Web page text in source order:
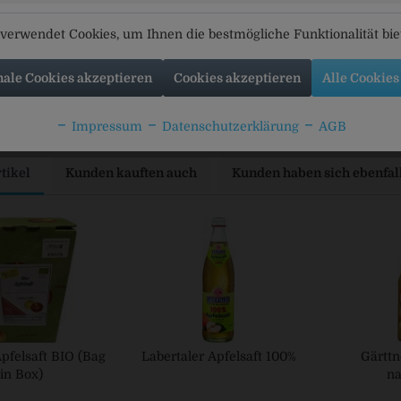
Kunden kauften auch Kunden haben sich
BIO (Bag
in Box)
Labertaler Apfelsaft 100%
Cookies, um Ihnen die bestmögliche Funktionalität
Cookies akzeptieren Cookies akzeptieren Alle
Impressum Datenschutzerklärung AGB